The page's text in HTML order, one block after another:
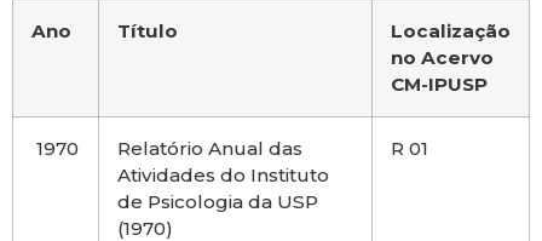
Ano Título
Localização
no Acervo
CM-IPUSP
1970
Relatório Anual das
Atividades do Instituto
de Psicologia da USP
(1970)
R 01